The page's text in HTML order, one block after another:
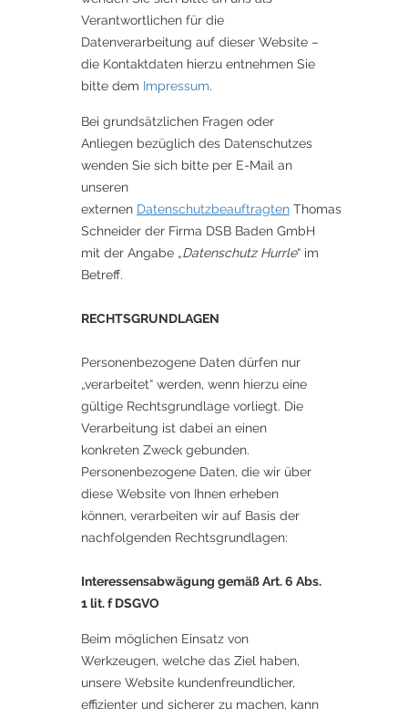
Verantwortlichen für die
Datenverarbeitung auf dieser Website –
die Kontaktdaten hierzu entnehmen Sie
bitte dem Impressum.
Bei grundsätzlichen Fragen oder
Anliegen bezüglich des Datenschutzes
wenden Sie sich bitte per E-Mail an
unseren
externen Datenschutzbeauftragten Thomas
Schneider der Firma DSB Baden GmbH
mit der Angabe „Datenschutz Hurrle“ im
Betreff.
RECHTSGRUNDLAGEN
Personenbezogene Daten dürfen nur
„verarbeitet“ werden, wenn hierzu eine
gültige Rechtsgrundlage vorliegt. Die
Verarbeitung ist dabei an einen
konkreten Zweck gebunden.
Personenbezogene Daten, die wir über
diese Website von Ihnen erheben
können, verarbeiten wir auf Basis der
nachfolgenden Rechtsgrundlagen:
Interessensabwägung gemäß Art. 6 Abs.
1 lit. f DSGVO
Beim möglichen Einsatz von
Werkzeugen, welche das Ziel haben,
unsere Website kundenfreundlicher,
effizienter und sicherer zu machen, kann